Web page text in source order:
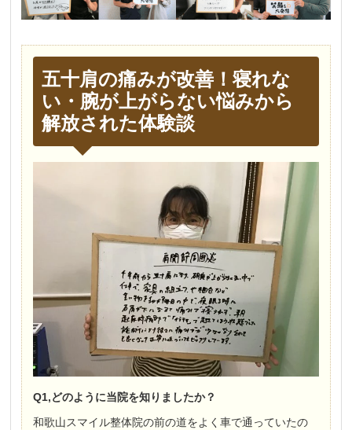
五十肩の痛みが改善！寝れな
い・腕が上がらない悩みから
解放された体験談
Q1,どのように当院を知りましたか？
和歌山スマイル整体院の前の道をよく車で通っていたの